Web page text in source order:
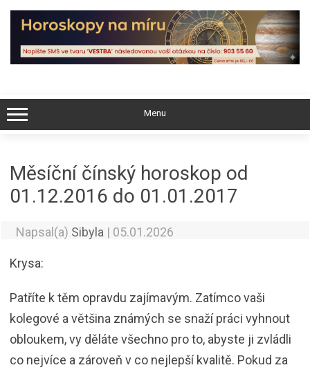
Skip
content
Menu
Měsíční čínský horoskop od
01.12.2016 do 01.01.2017
Napsal(a) Sibyla | 05.01.2026
Krysa:
Patříte k těm opravdu zajímavým. Zatímco vaši
kolegové a většina známých se snaží práci vyhnout
obloukem, vy děláte všechno pro to, abyste ji zvládli
co nejvíce a zároveň v co nejlepší kvalitě. Pokud za